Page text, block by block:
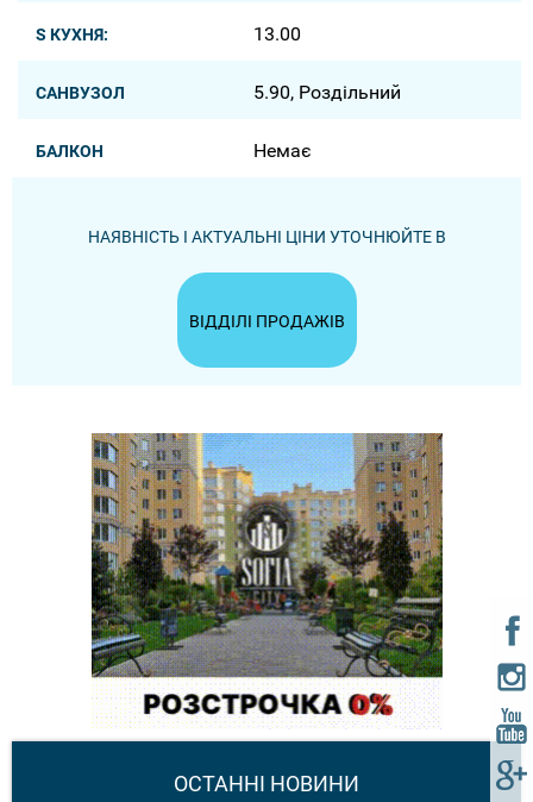
S КУХНЯ: 13.00
САНВУЗОЛ 5.90, Роздільний
БАЛКОН Немає
НАЯВНІСТЬ І АКТУАЛЬНІ ЦІНИ УТОЧНЮЙТЕ В
ВІДДІЛІ ПРОДАЖІВ
ОСТАННІ НОВИНИ